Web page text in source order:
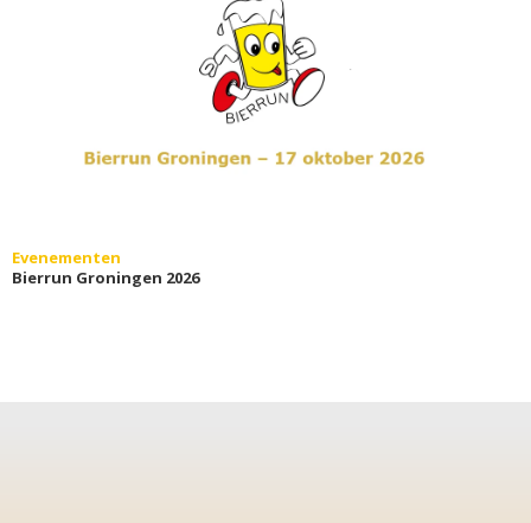
Evenementen
Bierrun Groningen 2026